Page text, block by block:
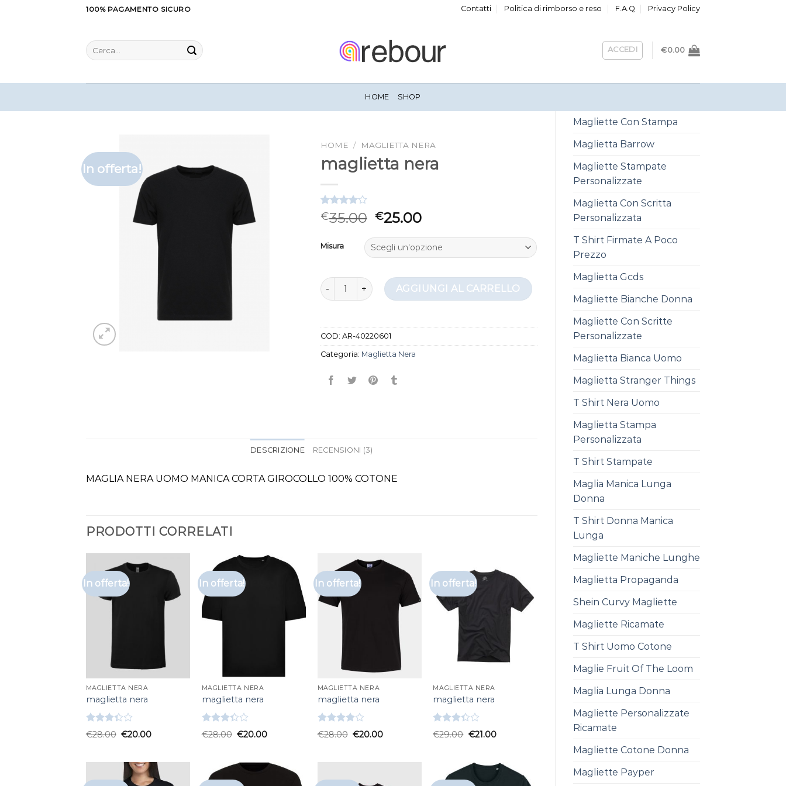
100% PAGAMENTO SICURO Contatti Politica di rimborso e reso F.A.Q Privacy Policy
Cerca: ACCEDI €0.00
HOME SHOP
Magliette Con Stampa
Maglietta Barrow
Magliette Stampate
Personalizzate
Maglietta Con Scritta
Personalizzata
T Shirt Firmate A Poco
Prezzo
Maglietta Gcds
Magliette Bianche Donna
Magliette Con Scritte
Personalizzate
Maglietta Bianca Uomo
Maglietta Stranger Things
T Shirt Nera Uomo
Maglietta Stampa
Personalizzata
T Shirt Stampate
Maglia Manica Lunga
Donna
T Shirt Donna Manica
Lunga
Magliette Maniche Lunghe
Maglietta Propaganda
Shein Curvy Magliette
Magliette Ricamate
T Shirt Uomo Cotone
Maglie Fruit Of The Loom
Maglia Lunga Donna
Magliette Personalizzate
Ricamate
Magliette Cotone Donna
Magliette Payper
In offerta!
HOME / MAGLIETTA NERA
maglietta nera
Valutato
4.00su
base di
3
recensioni
€35.00 €25.00
Misura
maglietta nera quantitàAGGIUNGI AL CARRELLO
COD: AR-40220601
Categoria: Maglietta Nera
DESCRIZIONE RECENSIONI (3)
MAGLIA NERA UOMO MANICA CORTA GIROCOLLO 100% COTONE
PRODOTTI CORRELATI
In offerta!
MAGLIETTA NERA
maglietta nera
Valutato
3.33su
€28.00 €20.00
In offerta!
MAGLIETTA NERA
maglietta nera
Valutato
3.33su
€28.00 €20.00
In offerta!
MAGLIETTA NERA
maglietta nera
Valutato
4.00su
€28.00 €20.00
In offerta!
MAGLIETTA NERA
maglietta nera
Valutato
3.33 su
€29.00 €21.00